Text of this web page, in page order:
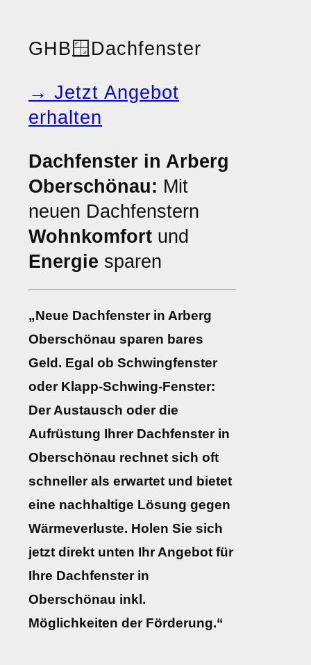
GHB 🪟 Dachfenster
→ Jetzt Angebot
erhalten
Dachfenster in Arberg
Oberschönau: Mit
neuen Dachfenstern
Wohnkomfort und
Energie sparen
„Neue Dachfenster in Arberg
Oberschönau sparen bares
Geld. Egal ob Schwingfenster
oder Klapp-Schwing-Fenster:
Der Austausch oder die
Aufrüstung Ihrer Dachfenster in
Oberschönau rechnet sich oft
schneller als erwartet und bietet
eine nachhaltige Lösung gegen
Wärmeverluste. Holen Sie sich
jetzt direkt unten Ihr Angebot für
Ihre Dachfenster in
Oberschönau inkl.
Möglichkeiten der Förderung.“